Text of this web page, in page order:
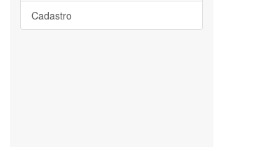
Cadastro